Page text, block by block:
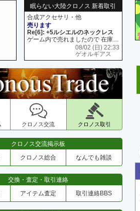
眠らない大陸クロノス 新着取引
合成アクセサリ・他
売ります
Re[6]: +5ルシエルのネックレス
ゲーム内で売れましたので 在庫がネク1 リング4 となります リングのお値段は80G といたします
08/02 (日) 22:33
ゲオルギアス
クロノス交流 クロノス取引
クロノス交流掲示板
クロノス総合 なんでも雑談
交換・査定・取引連絡
アイテム査定 取引連絡BBS